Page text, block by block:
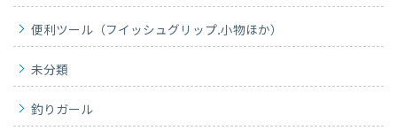
便利ツール（フイッシュグリップ.小物ほか）
未分類
釣りガール